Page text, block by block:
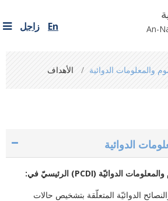
An-
En زاجل
والمعلومات الدوائية الأهداف
الدوائية
الدوائيّة (‏PCDI‏) الرئيسيّ في:‏
الدوائيّة المتعلّقة بتشخيص حالات